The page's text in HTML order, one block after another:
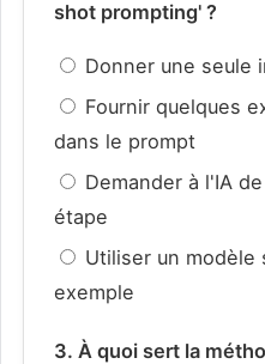
shot prompting' ?
Donner une seule
Fournir quelques
dans le prompt
Demander à l'IA
étape
Utiliser un modèle
exemple
3. À quoi sert la